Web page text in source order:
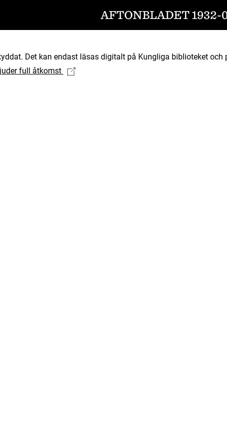
AFTONBLADET 1932-
Det kan endast läsas digitalt på Kungliga biblioteket och
full åtkomst